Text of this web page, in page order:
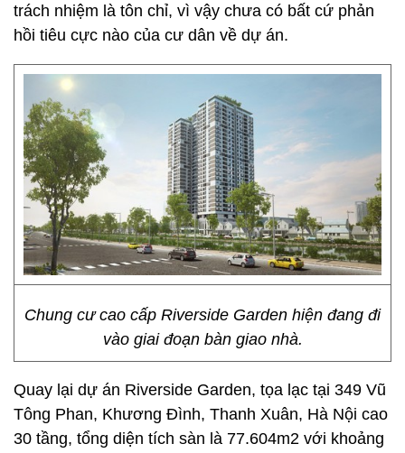
trách nhiệm là tôn chỉ, vì vậy chưa có bất cứ phản
hồi tiêu cực nào của cư dân về dự án.
Chung cư cao cấp Riverside Garden hiện đang đi
vào giai đoạn bàn giao nhà.
Quay lại dự án Riverside Garden, tọa lạc tại 349 Vũ
Tông Phan, Khương Đình, Thanh Xuân, Hà Nội cao
30 tầng, tổng diện tích sàn là 77.604m2 với khoảng